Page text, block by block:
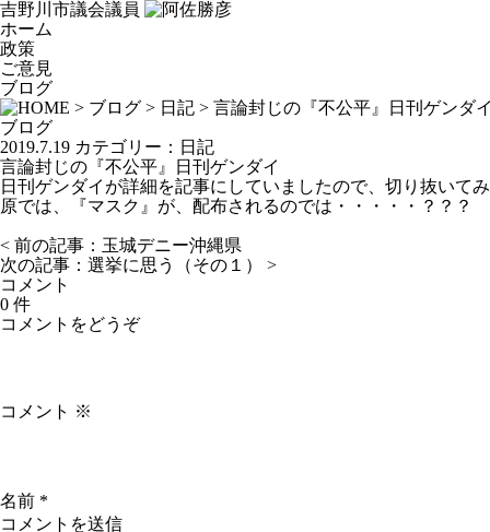
吉野川市議会議員
ホーム
政策
ご意見
ブログ
> ブログ > 日記 > 言論封じの『不公平』日刊ゲンダ
ブログ
2019.7.19 カテゴリー： 日記
言論封じの『不公平』日刊ゲンダイ
日刊ゲンダイが詳細を記事にしていましたので、切り抜いて
原では、『マスク』が、配布されるのでは・・・・・？？？
< 前の記事： 玉城デニー沖縄県
次の記事： 選挙に思う（その１）
>
コメント
0 件
コメントをどうぞ
コメント ※
名前 *